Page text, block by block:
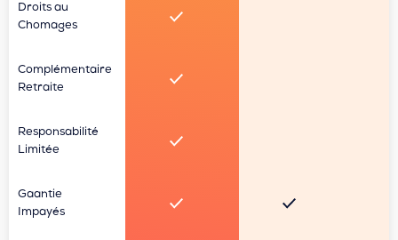
Droits au
Chomages
Complémentaire
Retraite
Responsabilité
Limitée
Gaantie
Impayés